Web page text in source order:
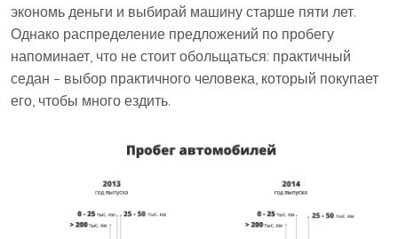
экономь деньги и выбирай машину старше пяти лет.
Однако распределение предложений по пробегу
напоминает, что не стоит обольщаться: практичный
седан – выбор практичного человека, который покупает
его, чтобы много ездить.